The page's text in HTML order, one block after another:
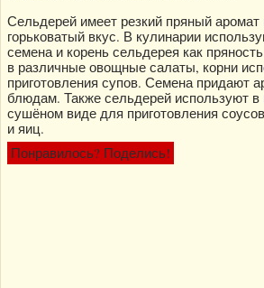
Сельдерей имеет резкий пряный аромат
горьковатый вкус. В кулинарии
семена и корень сельдерея как
в различные овощные салаты, корни
приготовления супов. Семена придают
блюдам. Также сельдерей используют в
сушёном виде для приготовления
и яиц.
Понравилось? Поделись!